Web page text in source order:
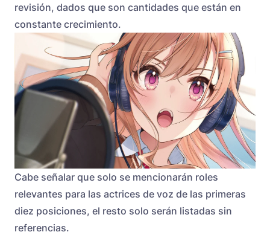
revisión, dados que son cantidades que están en
constante crecimiento.
Cabe señalar que solo se mencionarán roles
relevantes para las actrices de voz de las primeras
diez posiciones, el resto solo serán listadas sin
referencias.